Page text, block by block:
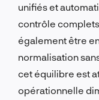
unifiés et
contrôle
également être
normalisation
cet équilibre est
opérationnelle